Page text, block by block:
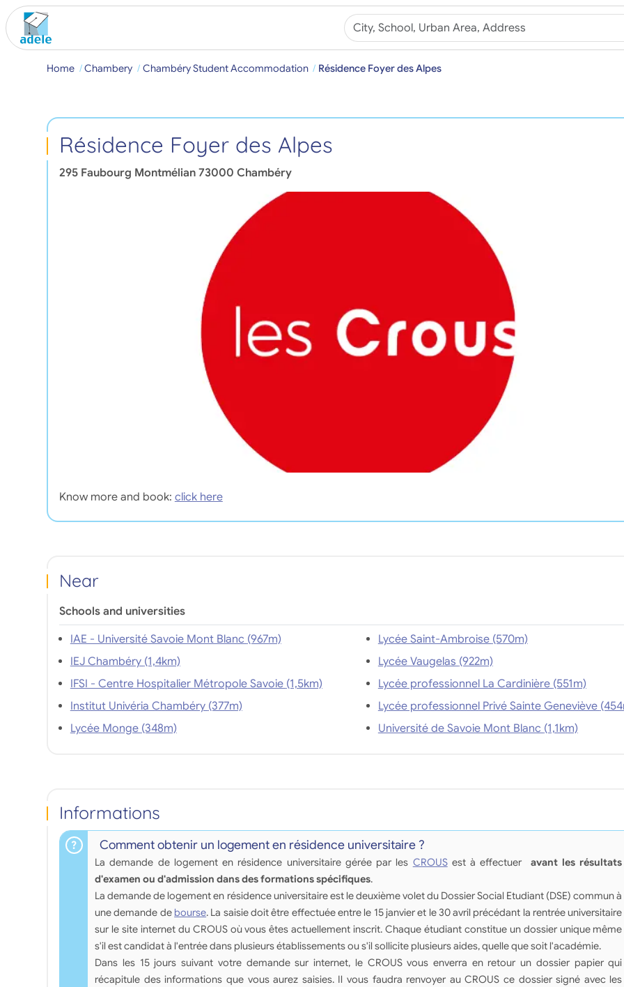
Home Chambery Chambéry Student Accommodation Résidence Foyer des Alpes
Résidence Foyer des Alpes
295 Faubourg Montmélian 73000 Chambéry
Know more and book: click here
Near
Schools and universities
IAE - Université Savoie Mont Blanc (967m)
IEJ Chambéry (1,4km)
IFSI - Centre Hospitalier Métropole Savoie (1,5km)
Institut Univéria Chambéry (377m)
Lycée Monge (348m)
Lycée Saint-Ambroise (570m)
Lycée Vaugelas (922m)
Lycée professionnel La Cardinière (551m)
Lycée professionnel Privé
Université de Savoie Mont Blanc (1,1km)
Informations
Comment obtenir un logement en résidence universitaire ?
La demande de logement en résidence universitaire gérée par les CROUSest à effectuer avant les résultats
d'examen ou d'admission dans des formations spécifiques.
La demande de logement en résidence universitaire est le deuxième volet du Dossier Social Etudiant (DSE) commun à
une demande de bourse. La saisie doit être effectuée entre le 15 janvier et le 30 avril précédant la rentrée universitaire
sur le site internet du CROUS où vous êtes actuellement inscrit. Chaque étudiant constitue un dossier unique même
s'il est candidat à l'entrée dans plusieurs établissements ou s'il sollicite plusieurs aides, quelle que soit l'académie.
Dans les 15 jours suivant votre demande sur internet, le CROUS vous enverra en retour un dossier papier qui
récapitule des informations que vous aurez saisies. Il vous faudra renvoyer au CROUS ce dossier signé avec les